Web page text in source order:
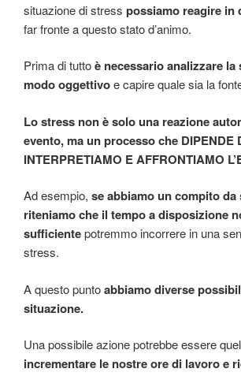
situazione di stress possiamo reagire in
far fronte a questo stato d’animo.
Prima di tuttoè necessario analizzare
modo oggettivoe capire quale sia la
Lo stress non è solo una reazione
evento, ma un processo che DIPENDE
INTERPRETIAMO E AFFRONTIAMO
Ad esempio, se abbiamo un compito da
riteniamo che il tempo a disposizione
sufficientepotremmo incorrere in una
stress.
A questo puntoabbiamo diverse
situazione.
Una possibile azione potrebbe essere
incrementare le nostre ore di lavoro e